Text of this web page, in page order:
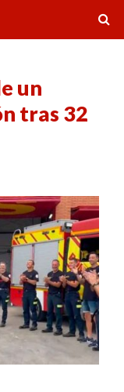
un
tras 32